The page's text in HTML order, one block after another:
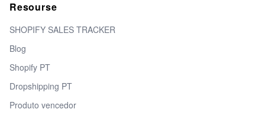
Resourse
SHOPIFY SALES TRACKER
Blog
Shopify PT
Dropshipping PT
Produto vencedor